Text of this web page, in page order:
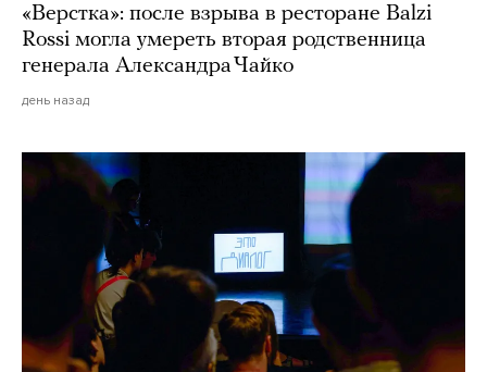
«Верстка»: после взрыва в ресторане Balzi
Rossi могла умереть вторая родственница
генерала Александра Чайко
день назад